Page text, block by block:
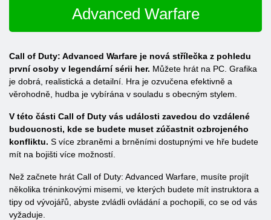
Advanced Warfare
Call of Duty: Advanced Warfare je nová střílečka z pohledu
první osoby v legendární sérii her. Můžete hrát na PC. Grafika
je dobrá, realistická a detailní. Hra je ozvučena efektivně a
věrohodně, hudba je vybírána v souladu s obecným stylem.
V této části Call of Duty vás události zavedou do vzdálené
budoucnosti, kde se budete muset zúčastnit ozbrojeného
konfliktu. S více zbraněmi a brněními dostupnými ve hře budete
mít na bojišti více možností.
Než začnete hrát Call of Duty: Advanced Warfare, musíte projít
několika tréninkovými misemi, ve kterých budete mít instruktora a
tipy od vývojářů, abyste zvládli ovládání a pochopili, co se od vás
vyžaduje.